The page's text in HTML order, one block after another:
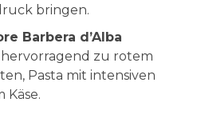
bringen.
Barbera d’Alba
hervorragend zu rotem
Pasta mit intensiven
Käse.